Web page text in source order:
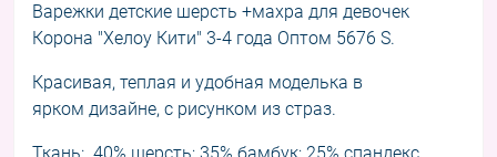
Варежки детские шерсть +махра для девочек
Корона "Хелоу Кити" 3-4 года Оптом 5676 S.
Красивая, теплая и удобная моделька в
ярком дизайне, с рисунком из страз.